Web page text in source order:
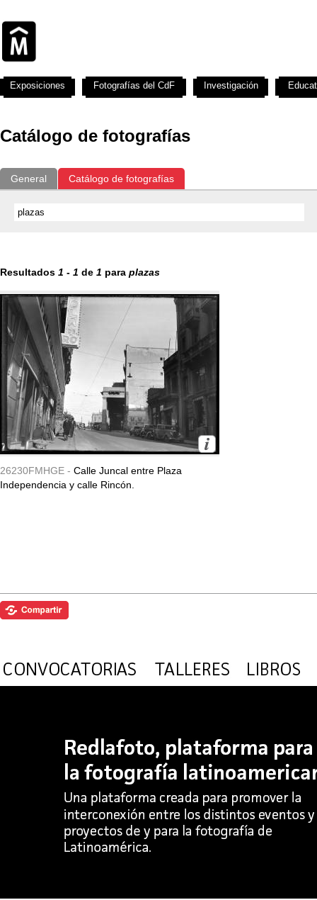
Catálogo de fotografías
General Catálogo de fotografías
Resultados 1 - 1 de 1 para plazas
26230FMHGE - Calle Juncal entre Plaza
Independencia y calle Rincón.
Exposiciones Fotografías del CdF Investigación